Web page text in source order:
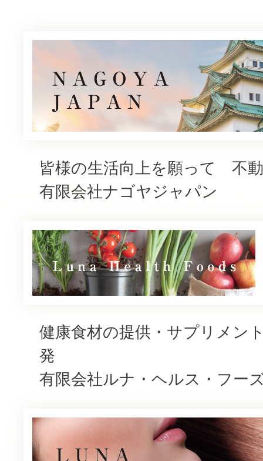
皆様の生活向上を願って 不
有限会社ナゴヤジャパン
健康食材の提供・サプリメン
発
有限会社ルナ・ヘルス・フー